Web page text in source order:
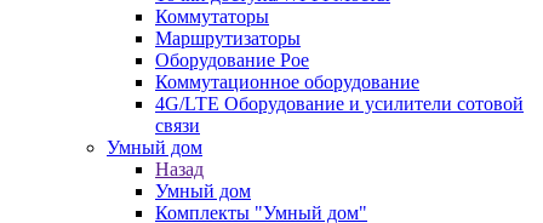
Коммутаторы
Маршрутизаторы
Оборудование Poe
Коммутационное оборудование
4G/LTE Оборудование и усилители сотовой
связи
Умный дом
Назад
Умный дом
Комплекты "Умный дом"